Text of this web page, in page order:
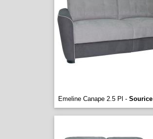
Emeline Canape 2.5 Pl - Sourice